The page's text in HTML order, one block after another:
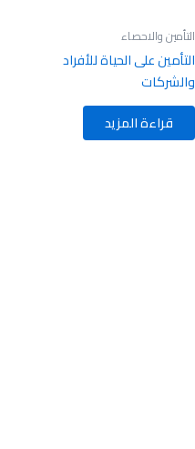
التأمين والاحصاء
التأمين على الحياة للأفراد
والشركات
قراءة المزيد